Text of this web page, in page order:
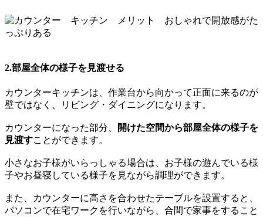
2.部屋全体の様子を見渡せる
カウンターキッチンは、作業台から向かって正面に来るのが
壁ではなく、リビング・ダイニングになります。
カウンターになった部分、
開けた空間から部屋全体の様子を
見渡すことができます。
小さなお子様がいらっしゃる場合は、お子様の遊んでいる様
子やお昼寝している様子を見ながら調理ができます。
また、カウンターに高さを合わせたテーブルを設置すると、
パソコンで在宅ワークを行いながら、合間で家事をすること